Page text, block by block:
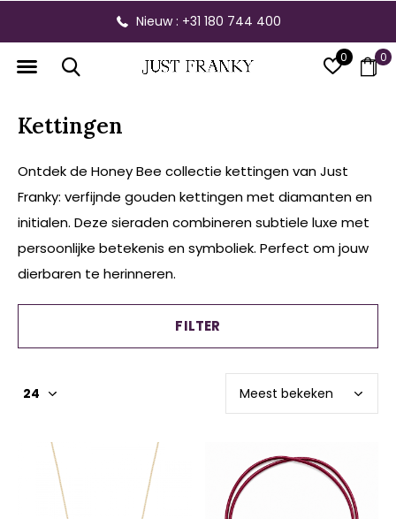
0 0
Kettingen
Ontdek de Honey Bee collectie kettingen van Just
Franky: verfijnde gouden kettingen met diamanten en
initialen. Deze sieraden combineren subtiele luxe met
persoonlijke betekenis en symboliek. Perfect om jouw
dierbaren te herinneren.
FILTER